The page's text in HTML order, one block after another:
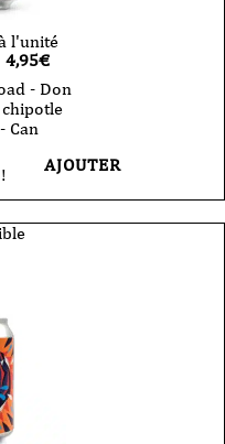
l'unité
4,95€
- Don
Can
AJOUTER